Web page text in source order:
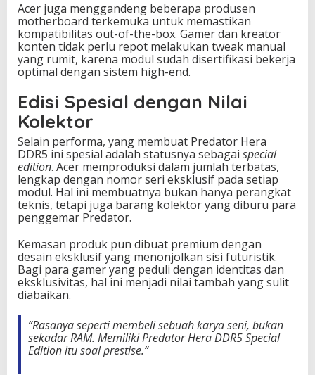
Acer juga menggandeng beberapa produsen
motherboard terkemuka untuk memastikan
kompatibilitas out-of-the-box. Gamer dan kreator
konten tidak perlu repot melakukan tweak manual
yang rumit, karena modul sudah disertifikasi bekerja
optimal dengan sistem high-end.
Edisi Spesial dengan Nilai
Kolektor
Selain performa, yang membuat Predator Hera
DDR5 ini spesial adalah statusnya sebagai special
edition. Acer memproduksi dalam jumlah terbatas,
lengkap dengan nomor seri eksklusif pada setiap
modul. Hal ini membuatnya bukan hanya perangkat
teknis, tetapi juga barang kolektor yang diburu para
penggemar Predator.
Kemasan produk pun dibuat premium dengan
desain eksklusif yang menonjolkan sisi futuristik.
Bagi para gamer yang peduli dengan identitas dan
eksklusivitas, hal ini menjadi nilai tambah yang sulit
diabaikan.
“Rasanya seperti membeli sebuah karya seni, bukan
sekadar RAM. Memiliki Predator Hera DDR5 Special
Edition itu soal prestise.”